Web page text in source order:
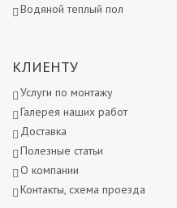
Водяной теплый пол
КЛИЕНТУ
Услуги по монтажу
Галерея наших работ
Доставка
Полезные статьи
О компании
Контакты, схема проезда